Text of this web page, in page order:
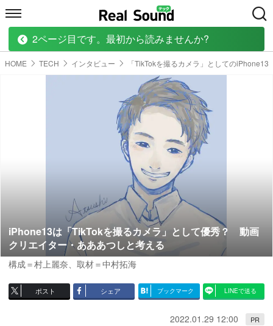
HOME MUSIC MOVIE TECH
HOME TECH インタビュー 「TikTokを撮るカメラ」としてのiPhone13
iPhone13は「TikTokを撮るカメラ」として優秀？ 動画
クリエイター・あああつしと考える
構成＝村上麗奈、取材＝中村拓海
ポスト シェア ブックマーク LINEで送る
2022.01.29 12:00 PR
2ページ目です。最初から読みませんか?